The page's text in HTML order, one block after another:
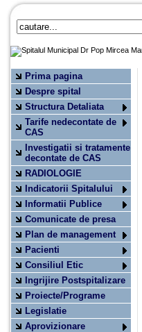
Prima pagina
Despre spital
Structura Detaliata
Tarife nedecontate de
CAS
Investigatii si tratamente
decontate de CAS
RADIOLOGIE
Indicatorii Spitalului
Informatii Publice
Comunicate de presa
Plan de management
Pacienti
Consiliul Etic
Ingrijire Postspitalizare
Proiecte/Programe
Legislatie
Aprovizionare